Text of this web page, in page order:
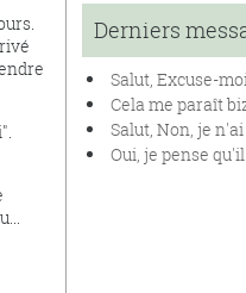
Derniers
Salut, Excuse-moi pour
Cela me paraît bizarre,
Salut, Non, je n'ai
Oui, je pense qu'il va y